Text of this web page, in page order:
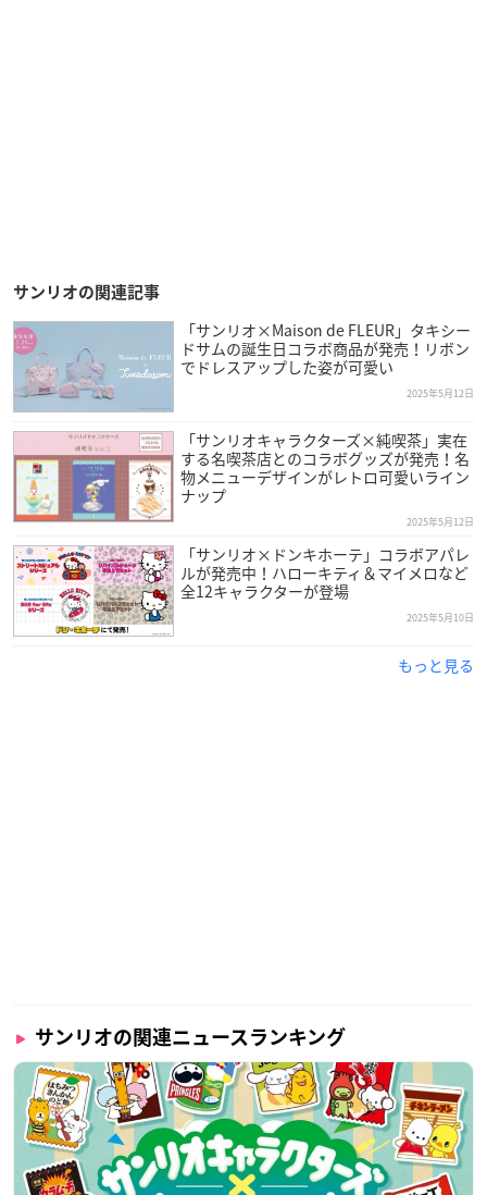
サンリオの関連記事
「サンリオ×Maison de FLEUR」タキシー
ドサムの誕生日コラボ商品が発売！リボン
でドレスアップした姿が可愛い
2025年5月12日
「サンリオキャラクターズ×純喫茶」実在
する名喫茶店とのコラボグッズが発売！名
物メニューデザインがレトロ可愛いライン
ナップ
2025年5月12日
「サンリオ×ドンキホーテ」コラボアパレ
ルが発売中！ハローキティ＆マイメロなど
全12キャラクターが登場
2025年5月10日
もっと見る
サンリオの関連ニュースランキング